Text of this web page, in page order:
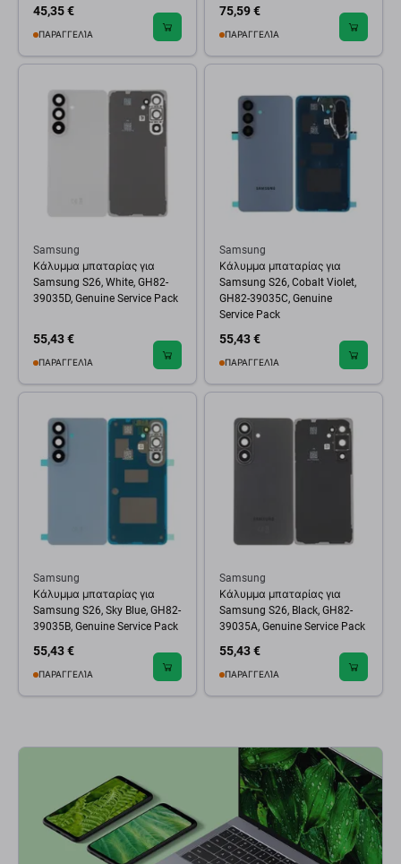
45,35 €
ΠΑΡΑΓΓΕΛΊΑ
75,59 €
ΠΑΡΑΓΓΕΛΊΑ
Samsung
Κάλυμμα μπαταρίας για
Samsung S26, White, GH82-
39035D, Genuine Service Pack
55,43 €
ΠΑΡΑΓΓΕΛΊΑ
Samsung
Κάλυμμα μπαταρίας για
Samsung S26, Cobalt Violet,
GH82-39035C, Genuine
Service Pack
55,43 €
ΠΑΡΑΓΓΕΛΊΑ
Samsung
Κάλυμμα μπαταρίας για
Samsung S26, Sky Blue, GH82-
39035B, Genuine Service Pack
55,43 €
ΠΑΡΑΓΓΕΛΊΑ
Samsung
Κάλυμμα μπαταρίας για
Samsung S26, Black, GH82-
39035A, Genuine Service Pack
55,43 €
ΠΑΡΑΓΓΕΛΊΑ